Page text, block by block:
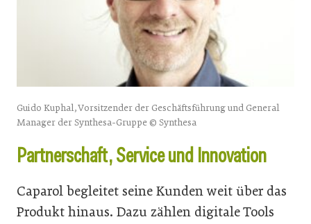
Guido Kuphal, Vorsitzender der Geschäftsführung und General
Manager der Synthesa-Gruppe © Synthesa
Partnerschaft, Service und Innovation
Caparol begleitet seine Kunden weit über das
Produkt hinaus. Dazu zählen digitale Tools